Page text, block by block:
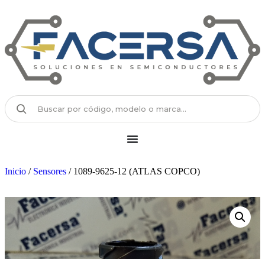
Inicio / Sensores / 1089-9625-12 (ATLAS COPCO)